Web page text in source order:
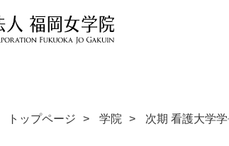
トップページ > 学院 > 次期 看護大学